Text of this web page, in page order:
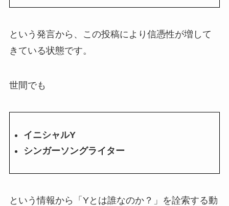
という発言から、この投稿により信憑性が増して
きている状態です。
世間でも
イニシャルY
シンガーソングライター
という情報から「Yとは誰なのか？」を詮索する動